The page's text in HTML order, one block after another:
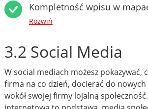
Kompletność wpisu w
Rozwiń
3.2 Social Media
W social mediach możesz pokazywać,
firma na co dzień, docierać do
wokół swojej firmy lojalną